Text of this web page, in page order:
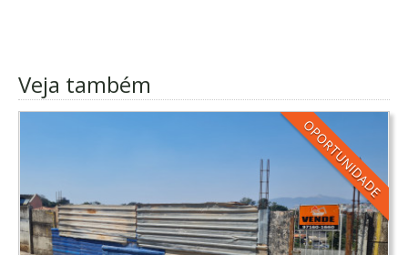
Veja também
OPORTUNIDADE